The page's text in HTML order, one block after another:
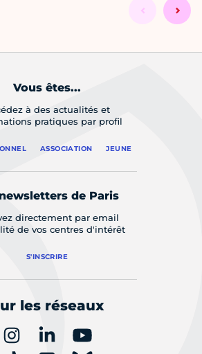
Vous êtes...
à des actualités et
pratiques par profil
ASSOCIATION JEUNE
de Paris
directement par email
de vos centres d'intérêt
S'INSCRIRE
les réseaux